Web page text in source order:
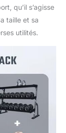
de
aux
le
Livré
pour
Pour
que le
qu’il s’agisse
taille et sa
utilités.